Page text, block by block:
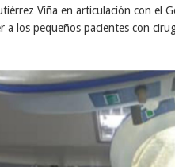
Viña en articulación con el
a los pequeños pacientes con